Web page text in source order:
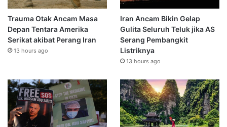
Trauma Otak Ancam Masa
Depan Tentara Amerika
Serikat akibat Perang Iran
13 hours ago
Iran Ancam Bikin Gelap
Gulita Seluruh Teluk jika AS
Serang Pembangkit
Listriknya
13 hours ago